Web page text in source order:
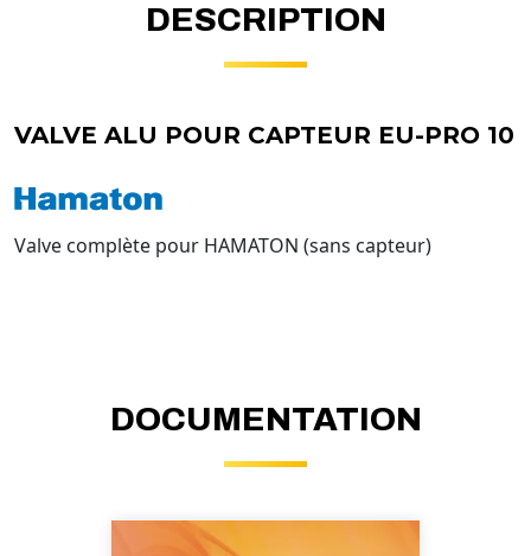
DESCRIPTION
VALVE ALU POUR CAPTEUR EU-PRO 10
Valve complète pour HAMATON (sans capteur)
DOCUMENTATION